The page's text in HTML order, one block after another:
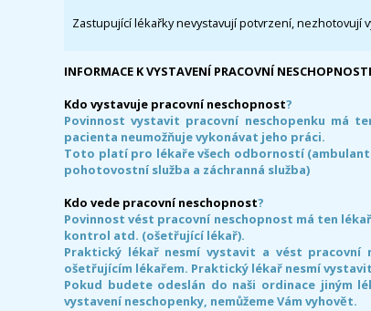
Zastupující lékařky nevystavují potvrzení, nezhotovují
INFORMACE K VYSTAVENÍ PRACOVNÍ NESCHOPNOSTI
Kdo vystavuje pracovní neschopnost?
Povinnost vystavit pracovní neschopenku má
pacienta neumožňuje vykonávat jeho práci.
Toto platí pro lékaře všech odborností
pohotovostní služba a záchranná služba)
Kdo vede pracovní neschopnost?
Povinnost vést pracovní neschopnost má ten
kontrol atd. (ošetřující lékař).
Praktický lékař nesmí vystavit a vést pracovní
ošetřujícím lékařem. Praktický lékař nesmí
Pokud budete odeslán do naši ordinace jiným
vystavení neschopenky, nemůžeme Vám vyhovět.